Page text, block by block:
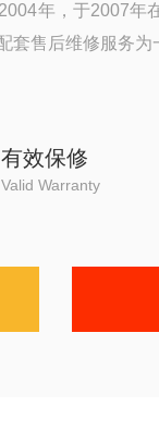
年，于2007年
售后维修服务为
有效保修
Valid Warranty